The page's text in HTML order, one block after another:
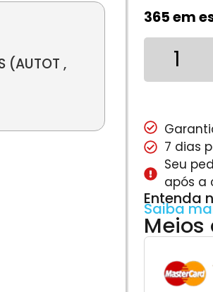
(AUTOT ,
365 em
7 dias
Seu
após a
Entenda
Saiba